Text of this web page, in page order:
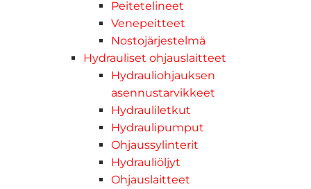
Peitetelineet
Venepeitteet
Nostojärjestelmä
Hydrauliset ohjauslaitteet
Hydrauliohjauksen
asennustarvikkeet
Hydrauliletkut
Hydraulipumput
Ohjaussylinterit
Hydrauliöljyt
Ohjauslaitteet